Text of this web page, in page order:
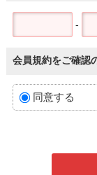
-
会員規約をご確認
同意する